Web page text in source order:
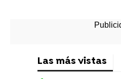
Las más vistas